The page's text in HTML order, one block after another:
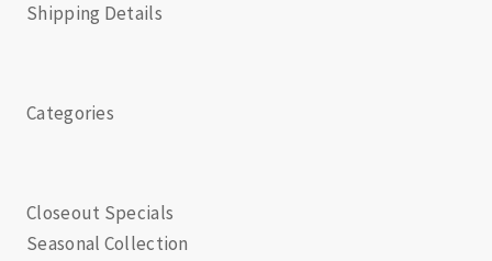
Shipping Details
Categories
Closeout Specials
Seasonal Collection